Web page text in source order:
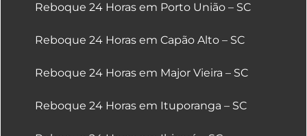
Reboque 24 Horas em Porto União – SC
Reboque 24 Horas em Capão Alto – SC
Reboque 24 Horas em Major Vieira – SC
Reboque 24 Horas em Ituporanga – SC